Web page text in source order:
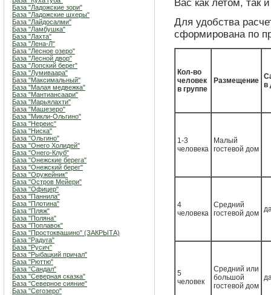
База "Ладожские зори"
База "Ладожские шхеры"
База "Лайдосалми"
База "Ламбушка"
База "Лахта"
База "Лена-Л"
База "Лесное озеро"
База "Лесной двор"
База "Лопский берег"
База "Лумиваара"
База "Максимальный"
База "Малая медвежка"
База "Мантиансаари"
База "Марьялахти"
База "Машезеро"
База "Микли-Ольгино"
База "Нереис"
База "Ниска"
База "Ольгино"
База "Онего Холидей"
База "Онего-Клуб"
База "Онежские берега"
База "Онежский берег"
База "Оружейник"
База "Остров Мейери"
База "Офицер"
База "Паннила"
База "Плотина"
База "Пляж"
База "Поляна"
База "Поплавок"
База "Простоквашино" (ЗАКРЫТА)
База "Радуга"
База "Русич"
База "Рыбацкий причал"
База "Рюттю"
База "Сандал"
База "Северная сказка"
База "Северное сияние"
База "Сегозеро"
Вас как летом, так
Для удобства
сформирована по
Кол-во
человек
в группе
Размещение в
1-3
человека
Малый
гостевой дом
4
человека
Средний
гостевой дом
5
человек
Средний или
большой
гостевой дом